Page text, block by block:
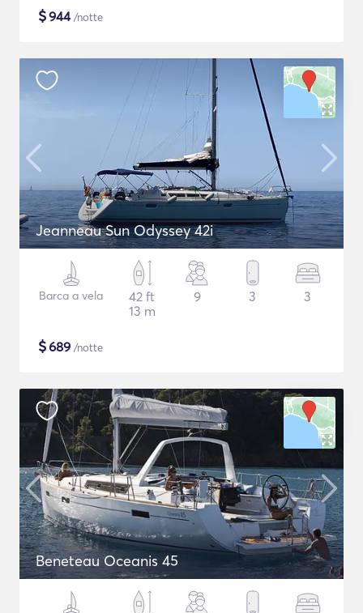
$944/notte
Jeanneau Sun Odyssey 42i
Barca a vela
42 ft
13 m
9 3 3
$689 /notte
Beneteau Oceanis 45